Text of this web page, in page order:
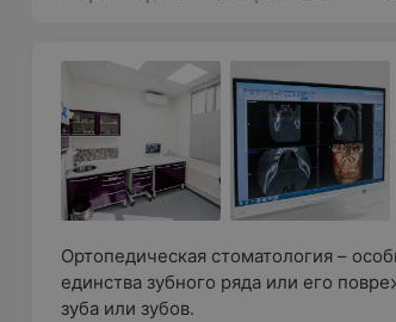
Ортопедическая стоматология –
единства зубного ряда или его
зуба или зубов.